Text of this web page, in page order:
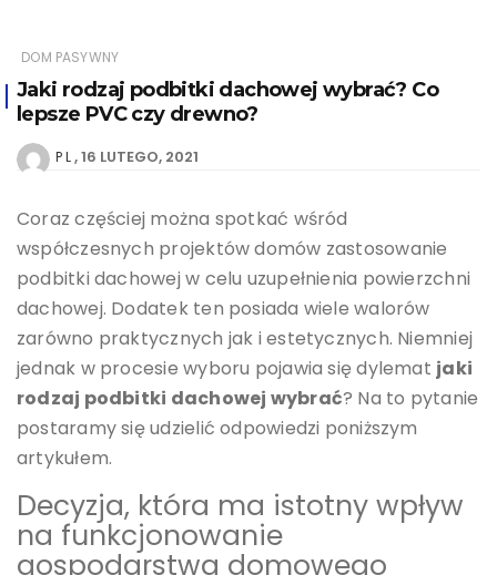
DOM PASYWNY
Jaki rodzaj podbitki dachowej wybrać? Co
lepsze PVC czy drewno?
P L 16 LUTEGO, 2021
Coraz częściej można spotkać wśród
współczesnych projektów domów zastosowanie
podbitki dachowej w celu uzupełnienia powierzchni
dachowej. Dodatek ten posiada wiele walorów
zarówno praktycznych jak i estetycznych. Niemniej
jednak w procesie wyboru pojawia się dylemat jaki
rodzaj podbitki dachowej wybrać? Na to pytanie
postaramy się udzielić odpowiedzi poniższym
artykułem.
Decyzja, która ma istotny wpływ
na funkcjonowanie
gospodarstwa domowego